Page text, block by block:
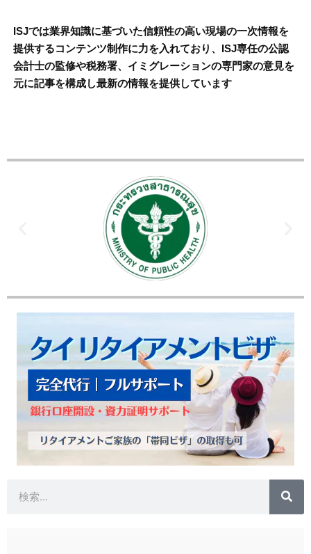
ISJでは業界知識に基づいた信頼性の高い現場の一次情報を
提供するコンテンツ制作に力を入れており、ISJ専任の公認
会計士の監修や税務署、イミグレーションの専門家の意見を
元に記事を構成し最新の情報を提供しています